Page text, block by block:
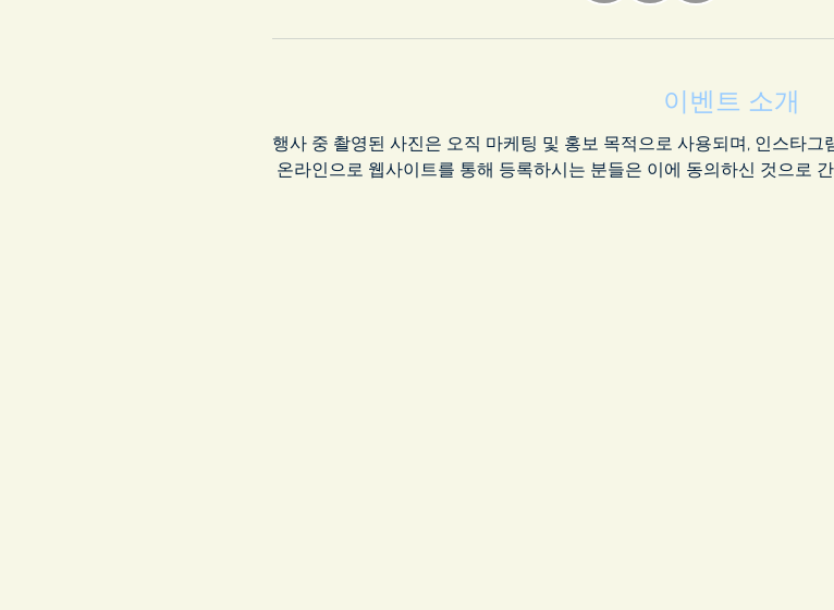
이벤트 소개
행사 중 촬영된 사진은 오직 마케팅 및 홍보 목적으로 사용되며, 인스타
온라인으로 웹사이트를 통해 등록하시는 분들은 이에 동의하신 것으로